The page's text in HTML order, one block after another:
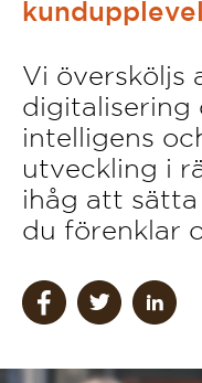
Vi översköljs
digitalisering
intelligens
utveckling i
ihåg att
du förenklar